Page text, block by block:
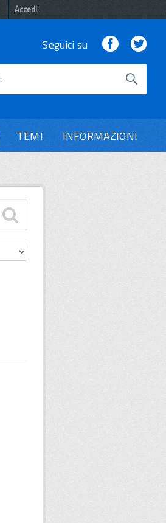
Accedi
Seguici su Facebook
TEMI INFORMAZIONI